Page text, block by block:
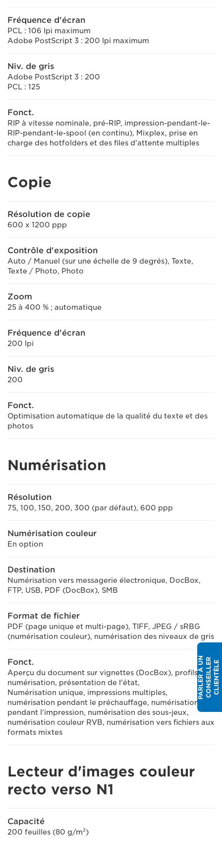
Fréquence d'écran
PCL : 106 lpi maximum
Adobe PostScript 3 : 200 lpi maximum
Niv. de gris
Adobe PostScript 3 : 200
PCL : 125
Fonct.
RIP à vitesse nominale, pré-RIP, impression-pendant-le-
RIP-pendant-le-spool (en continu), Mixplex, prise en
charge des hotfolders et des files d'attente multiples
Copie
Résolution de copie
600 x 1200 ppp
Contrôle d'exposition
Auto / Manuel (sur une échelle de 9 degrés), Texte,
Texte / Photo, Photo
Zoom
25 à 400 % ; automatique
Fréquence d'écran
200 lpi
Niv. de gris
200
Fonct.
Optimisation automatique de la qualité du texte et des
photos
Numérisation
Résolution
75, 100, 150, 200, 300 (par défaut), 600 ppp
Numérisation couleur
En option
Destination
Numérisation vers messagerie électronique, DocBox,
FTP, USB, PDF (DocBox), SMB
Format de fichier
PDF (page unique et multi-page), TIFF, JPEG / sRBG
(numérisation couleur), numérisation des niveaux de gris
Fonct.
Aperçu du document sur vignettes (DocBox), profils de
numérisation, présentation de l'état,
Numérisation unique, impressions multiples,
numérisation pendant le préchauffage, numérisation
pendant l'impression, numérisation des sous-jeux,
numérisation couleur RVB, numérisation vers fichiers aux
formats mixtes
Lecteur d'images couleur
recto verso N1
Capacité
200 feuilles (80 g/m²)
P
A
R
L
E
R
À U
N
C
O
N
S
E
I
L
L
ER
C
L
I
E
N
T
È
L E